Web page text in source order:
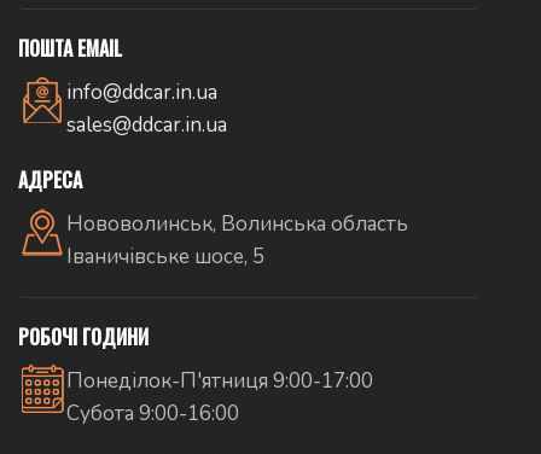
ПОШТА EMAIL
info@ddcar.in.ua
sales@ddcar.in.ua
АДРЕСА
Нововолинськ, Волинська область
Іваничівське шосе, 5
РОБОЧІ ГОДИНИ
Понеділок-П'ятниця 9:00-17:00
Субота 9:00-16:00